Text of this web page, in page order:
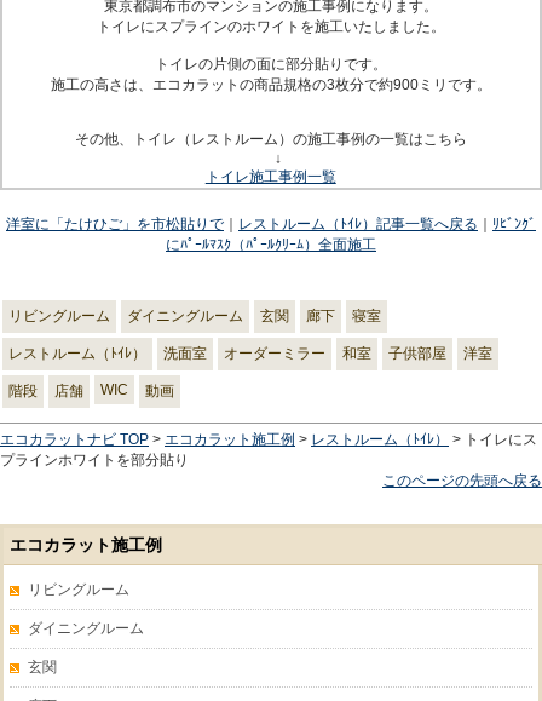
東京都調布市のマンションの施工事例になります。
トイレにスプラインのホワイトを施工いたしました。
トイレの片側の面に部分貼りです。
施工の高さは、エコカラットの商品規格の3枚分で約900ミリです。
その他、トイレ（レストルーム）の施工事例の一覧はこちら
↓
トイレ施工事例一覧
洋室に「たけひご」を市松貼りで ｜ レストルーム（ﾄｲﾚ）記事一覧へ戻る ｜ ﾘﾋﾞﾝｸﾞ
にﾊﾟｰﾙﾏｽｸ（ﾊﾟｰﾙｸﾘｰﾑ）全面施工
リビングルーム ダイニングルーム 玄関 廊下 寝室
レストルーム（ﾄｲﾚ） 洗面室 オーダーミラー 和室 子供部屋 洋室
階段 店舗 WIC 動画
エコカラットナビ TOP > エコカラット施工例 > レストルーム（ﾄｲﾚ）
> トイレにス
プラインホワイトを部分貼り
このページの先頭へ戻る
エコカラット施工例
リビングルーム
ダイニングルーム
玄関